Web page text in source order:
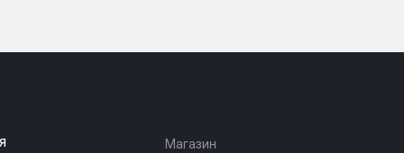
Магазин